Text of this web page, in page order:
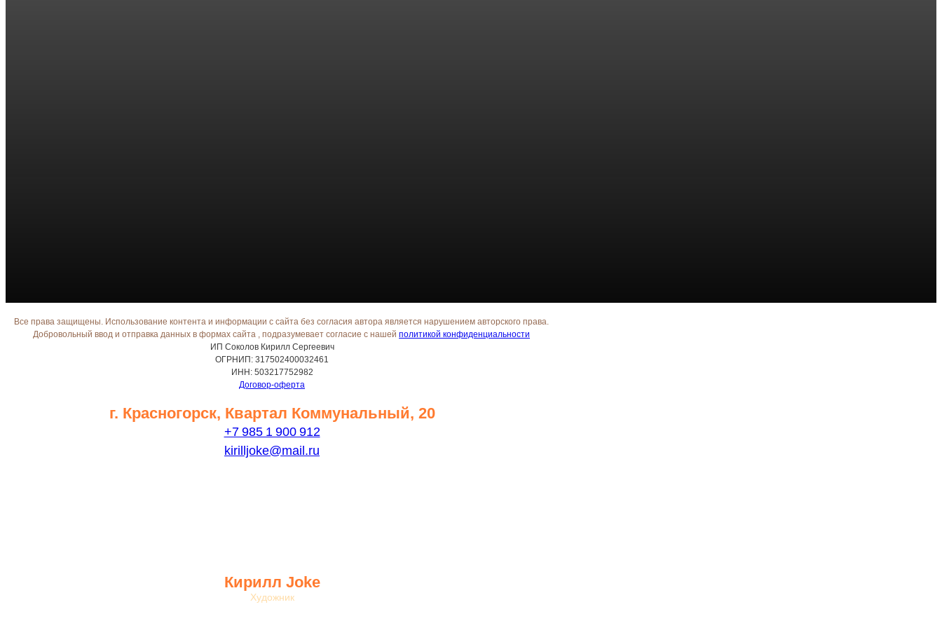
Все права защищены. Использование контента и информации с сайта без согласия автора является нарушением авторского права.
Добровольный ввод и отправка данных в формах сайта , подразумевает согласие с нашей политикой конфиденциальности
ИП Соколов Кирилл Сергеевич
ОГРНИП: 317502400032461
ИНН: 503217752982
Договор-оферта
г. Красногорск, Квартал Коммунальный, 20
+7 985 1 900 912
kirilljoke@mail.ru
Кирилл Joke
Художник